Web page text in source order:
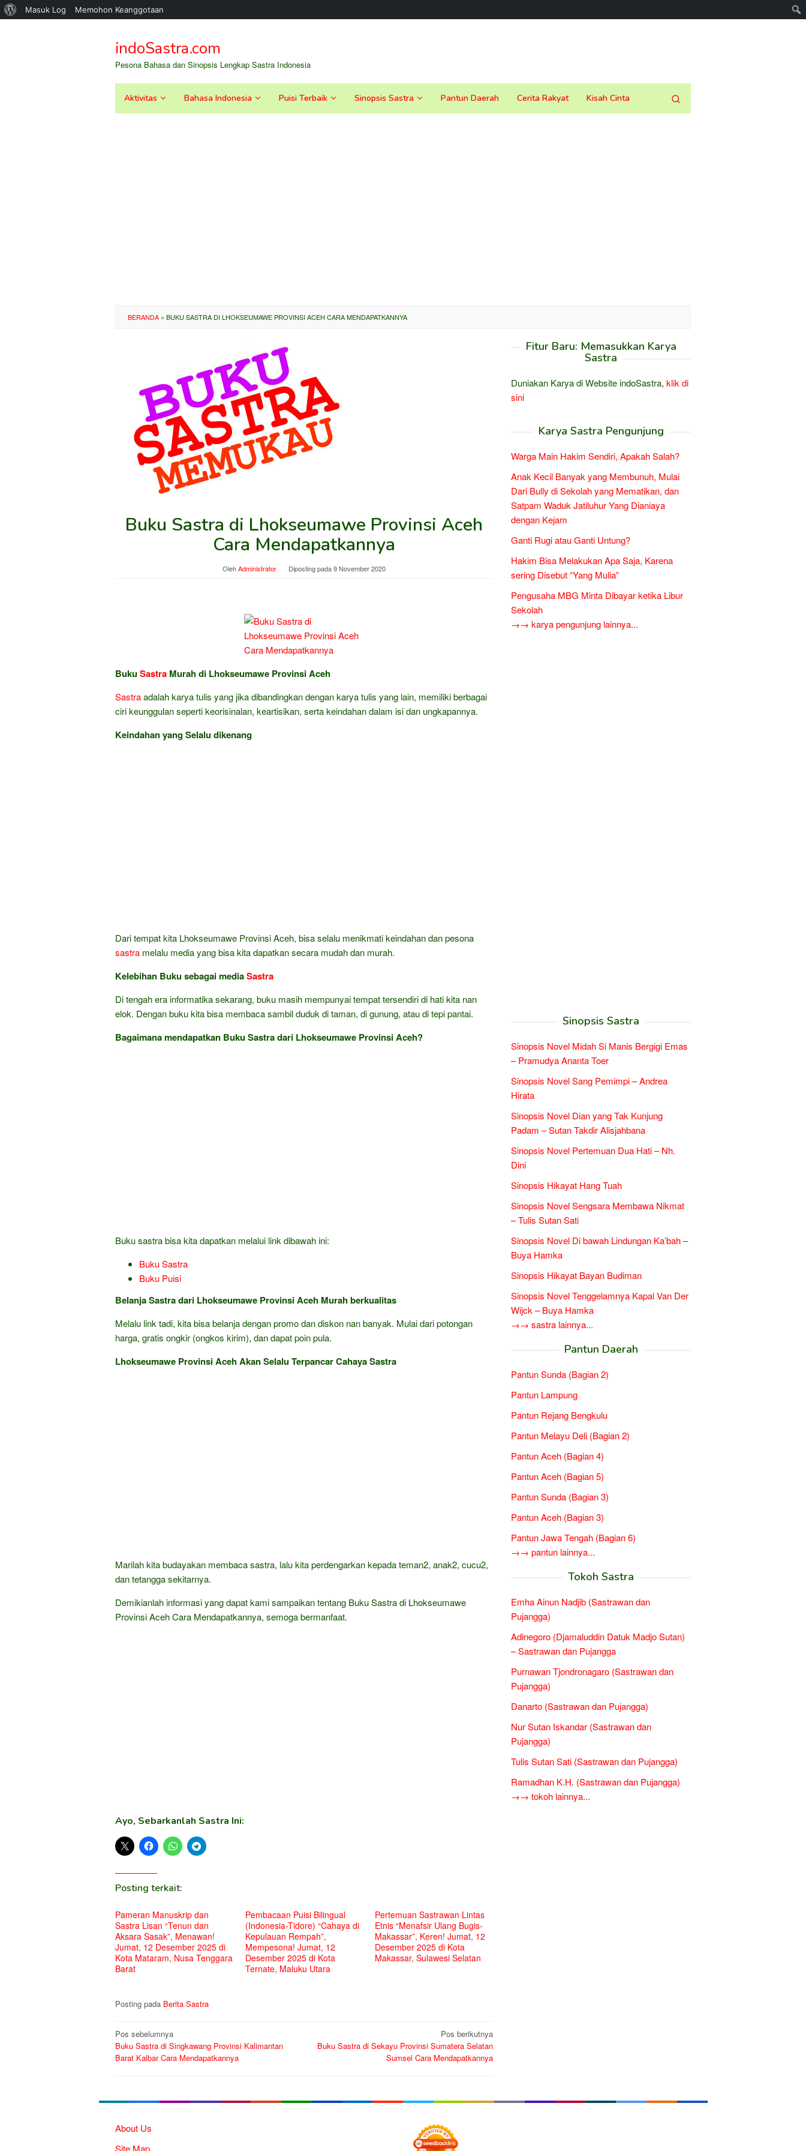
Tentang
Masuk Log Memohon Keanggotaan
kontenindoSastra.com
Pesona Bahasa dan Sinopsis Lengkap Sastra Indonesia
Aktivitas Bahasa Indonesia Puisi Terbaik Sinopsis Sastra Pantun Daerah Cerita Rakyat Kisah Cinta
BERANDA » BUKU SASTRA DI LHOKSEUMAWE PROVINSI ACEH CARA MENDAPATKANNYA
Buku Sastra di Lhokseumawe Provinsi Aceh
Cara Mendapatkannya
OlehAdministrator Diposting pada9 November 2020
BukuSastra Murah di Lhokseumawe Provinsi Aceh
Sastraadalah karya tulis yang jika dibandingkan dengan karya tulis yang lain, memiliki berbagai
ciri keunggulan seperti keorisinalan, keartisikan, serta keindahan dalam isi dan ungkapannya.
Keindahan yang Selalu dikenang
Dari tempat kita Lhokseumawe Provinsi Aceh, bisa selalu menikmati keindahan dan pesona
sastra melalu media yang bisa kita dapatkan secara mudah dan murah.
Kelebihan Buku sebagai mediaSastra
Di tengah era informatika sekarang, buku masih mempunyai tempat tersendiri di hati kita nan
elok. Dengan buku kita bisa membaca sambil duduk di taman, di gunung, atau di tepi pantai.
Bagaimana mendapatkan Buku Sastra dari Lhokseumawe Provinsi Aceh?
Buku sastra bisa kita dapatkan melalui link dibawah ini:
Buku Sastra
Buku Puisi
Belanja Sastra dari Lhokseumawe Provinsi Aceh Murah berkualitas
Melalu link tadi, kita bisa belanja dengan promo dan diskon nan banyak. Mulai dari potongan
harga, gratis ongkir (ongkos kirim), dan dapat poin pula.
Lhokseumawe Provinsi Aceh Akan Selalu Terpancar Cahaya Sastra
Marilah kita budayakan membaca sastra, lalu kita perdengarkan kepada teman2, anak2, cucu2,
dan tetangga sekitarnya.
Demikianlah informasi yang dapat kami sampaikan tentang Buku Sastra di Lhokseumawe
Provinsi Aceh Cara Mendapatkannya, semoga bermanfaat.
Ayo, Sebarkanlah Sastra Ini:
Posting terkait:
Pameran Manuskrip dan
Sastra Lisan “Tenun dan
Aksara Sasak”, Menawan!
Jumat, 12 Desember 2025 di
Kota Mataram, Nusa Tenggara
Barat
Pembacaan Puisi Bilingual
(Indonesia-Tidore) “Cahaya di
Kepulauan Rempah”,
Mempesona! Jumat, 12
Desember 2025 di Kota
Ternate, Maluku Utara
Pertemuan Sastrawan Lintas
Etnis “Menafsir Ulang Bugis-
Makassar”, Keren! Jumat, 12
Desember 2025 di Kota
Makassar, Sulawesi Selatan
Posting pada Berita Sastra
Navigasi
pos
Pos sebelumnya
Buku Sastra di Singkawang Provinsi Kalimantan
Barat Kalbar Cara Mendapatkannya
Pos berikutnya
Buku Sastra di Sekayu Provinsi Sumatera Selatan
Sumsel Cara Mendapatkannya
Fitur Baru: Memasukkan Karya
Sastra
Duniakan Karya di Website indoSastra, klik di
sini
Karya Sastra Pengunjung
Warga Main Hakim Sendiri, Apakah Salah?
Anak Kecil Banyak yang Membunuh, Mulai
Dari Bully di Sekolah yang Mematikan, dan
Satpam Waduk Jatiluhur Yang Dianiaya
dengan Kejam
Ganti Rugi atau Ganti Untung?
Hakim Bisa Melakukan Apa Saja, Karena
sering Disebut “Yang Mulia”
Pengusaha MBG Minta Dibayar ketika Libur
Sekolah
→→ karya pengunjung lainnya...
Sinopsis Sastra
Sinopsis Novel Midah Si Manis Bergigi Emas
– Pramudya Ananta Toer
Sinopsis Novel Sang Pemimpi – Andrea
Hirata
Sinopsis Novel Dian yang Tak Kunjung
Padam – Sutan Takdir Alisjahbana
Sinopsis Novel Pertemuan Dua Hati – Nh.
Dini
Sinopsis Hikayat Hang Tuah
Sinopsis Novel Sengsara Membawa Nikmat
– Tulis Sutan Sati
Sinopsis Novel Di bawah Lindungan Ka’bah –
Buya Hamka
Sinopsis Hikayat Bayan Budiman
Sinopsis Novel Tenggelamnya Kapal Van Der
Wijck – Buya Hamka
→→ sastra lainnya...
Pantun Daerah
Pantun Sunda (Bagian 2)
Pantun Lampung
Pantun Rejang Bengkulu
Pantun Melayu Deli (Bagian 2)
Pantun Aceh (Bagian 4)
Pantun Aceh (Bagian 5)
Pantun Sunda (Bagian 3)
Pantun Aceh (Bagian 3)
Pantun Jawa Tengah (Bagian 6)
→→ pantun lainnya...
Tokoh Sastra
Emha Ainun Nadjib (Sastrawan dan
Pujangga)
Adinegoro (Djamaluddin Datuk Madjo Sutan)
– Sastrawan dan Pujangga
Purnawan Tjondronagaro (Sastrawan dan
Pujangga)
Danarto (Sastrawan dan Pujangga)
Nur Sutan Iskandar (Sastrawan dan
Pujangga)
Tulis Sutan Sati (Sastrawan dan Pujangga)
Ramadhan K.H. (Sastrawan dan Pujangga)
→→ tokoh lainnya...
About Us
Site Map